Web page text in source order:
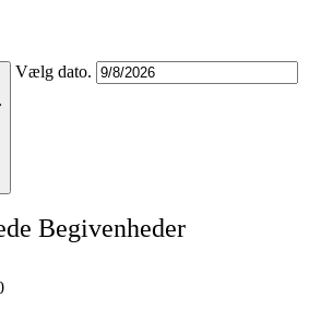
Vælg dato.
Begivenheder